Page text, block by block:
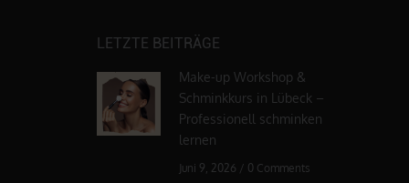
LETZTE BEITRÄGE
Make-up Workshop &
Schminkkurs in Lübeck –
Professionell schminken
lernen
Juni 9, 2026 / 0 Comments